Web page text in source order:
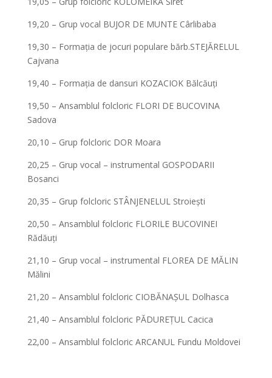
19,20 – Grup vocal BUJOR DE MUNTE Cârlibaba
19,30 – Formația de jocuri populare bărb.STEJĂRELUL
Cajvana
19,40 – Formația de dansuri KOZACIOK Bălcăuți
19,50 – Ansamblul folcloric FLORI DE BUCOVINA
Sadova
20,10 – Grup folcloric DOR Moara
20,25 – Grup vocal – instrumental GOSPODARII
Bosanci
20,35 – Grup folcloric STÂNJENELUL Stroiești
20,50 – Ansamblul folcloric FLORILE BUCOVINEI
Rădăuți
21,10 – Grup vocal – instrumental FLOREA DE MĂLIN
Mălini
21,20 – Ansamblul folcloric CIOBĂNAȘUL Dolhasca
21,40 – Ansamblul folcloric PĂDUREȚUL Cacica
22,00 – Ansamblul folcloric ARCANUL Fundu Moldovei